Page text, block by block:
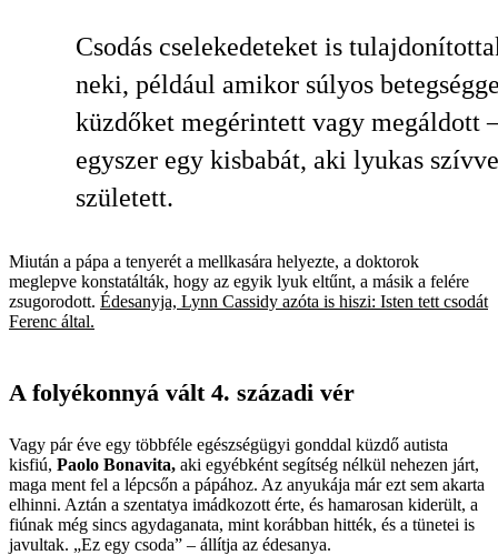
Csodás cselekedeteket is
neki, például amikor súlyos
küzdőket megérintett vagy megáldott
egyszer egy kisbabát, aki lyukas
született.
Miután a pápa a tenyerét a mellkasára helyezte, a doktorok
meglepve konstatálták, hogy az egyik lyuk eltűnt, a másik a felére
zsugorodott. Édesanyja, Lynn Cassidy azóta is hiszi: Isten tett csodát
Ferenc által.
A folyékonnyá vált 4. századi vér
Vagy pár éve egy többféle egészségügyi gonddal küzdő autista
kisfiú, Paolo Bonavita, aki egyébként segítség nélkül nehezen járt,
maga ment fel a lépcsőn a pápához. Az anyukája már ezt sem akarta
elhinni. Aztán a szentatya imádkozott érte, és hamarosan kiderült, a
fiúnak még sincs agydaganata, mint korábban hitték, és a tünetei is
javultak. „Ez egy csoda” – állítja az édesanya.